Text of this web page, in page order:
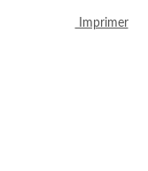
Imprimer